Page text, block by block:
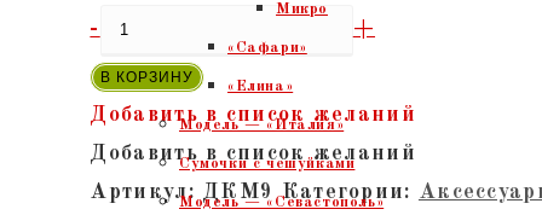
Микро
«Сафари»
«Елина»
Модель — «Италия»
Сумочки с чешуйками
Модель — «Севастополь»
Количество
товара
"Домовенок
- +
В КОРЗИНУ
Добавить в список желаний
Добавить в список желаний
Артикул: ДКМ9 Категории: